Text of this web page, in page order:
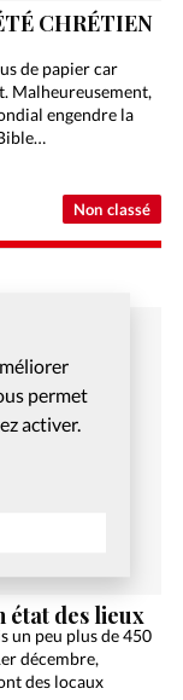
permet
activer.
Non classé
CHRÉTIEN
de papier car
Malheureusement,
engendre la
état des lieux
un peu plus de 450
décembre,
des locaux